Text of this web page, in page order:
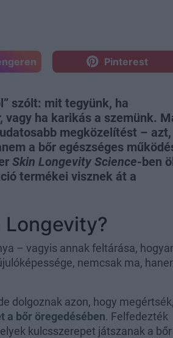
Pinterest
szólt: mit tegyünk, ha
vagy ha karikás a szemünk.
megközelítést – azt,
a bőr egészséges
Skin Longevity Science-ben
termékei visznek át a
– vagyis annak feltárása,
nemcsak ma,
dolgoznak azon, hogy megértsék,
a bőr öregedésében. Felfedezték
kulcsszerepet játszanak a bőr